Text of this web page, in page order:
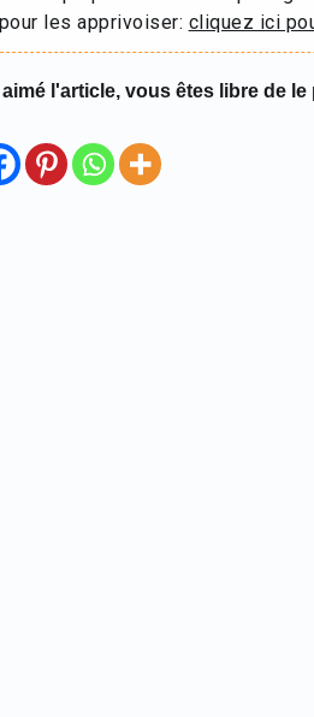
les apprivoiser: cliquez ici
l'article, vous êtes libre de le